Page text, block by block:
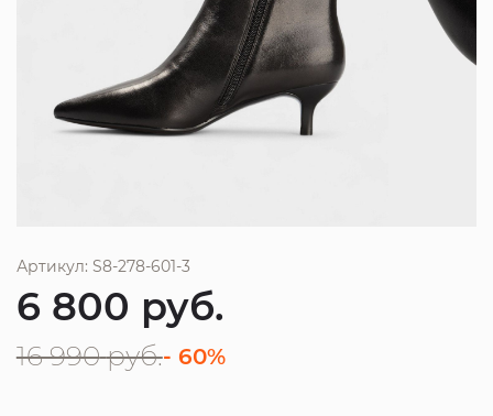
Артикул: S8-278-601-3
6 800 руб.
16 990 руб.- 60%